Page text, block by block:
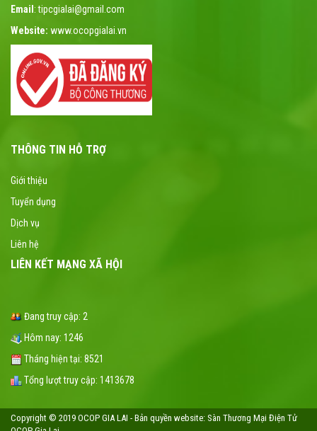
Email : tipcgialai@gmail.com
Website: www.ocopgialai.vn
THÔNG TIN HỖ TRỢ
Giới thiệu
Tuyển dụng
Dịch vụ
Liên hệ
LIÊN KẾT MẠNG XÃ HỘI
Đang truy cập: 2
Hôm nay: 1246
Tháng hiện tại: 8521
Tổng lượt truy cập: 1413678
Copyright © 2019 OCOP GIA LAI - Bản quyền website: Sàn Thương Mại Điện Tử